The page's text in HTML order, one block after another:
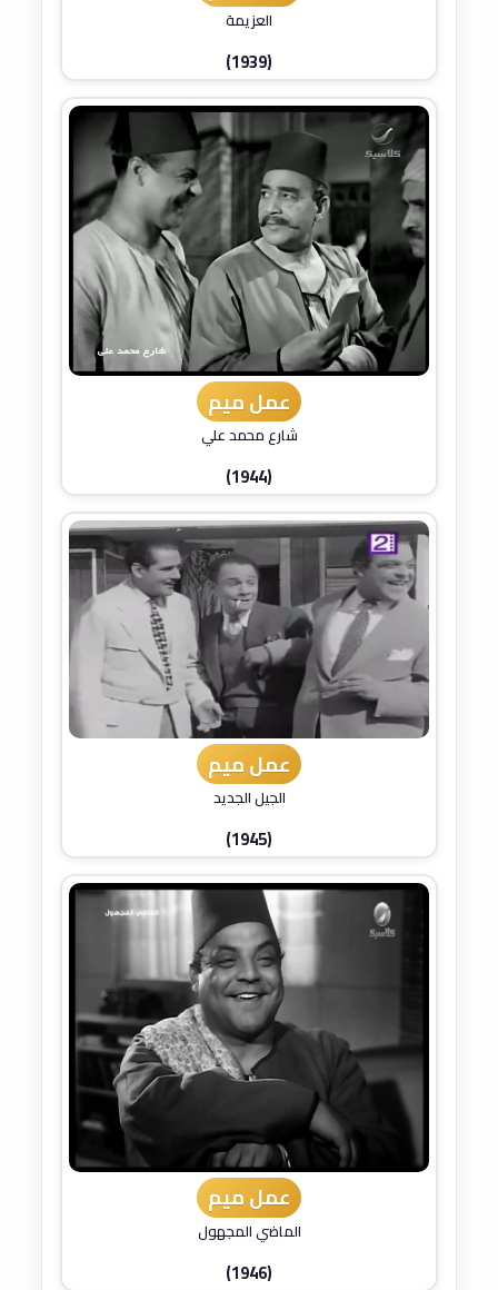
العزيمة
(1939)
عمل ميم
شارع محمد علي
(1944)
عمل ميم
الجيل الجديد
(1945)
عمل ميم
الماضي المجهول
(1946)